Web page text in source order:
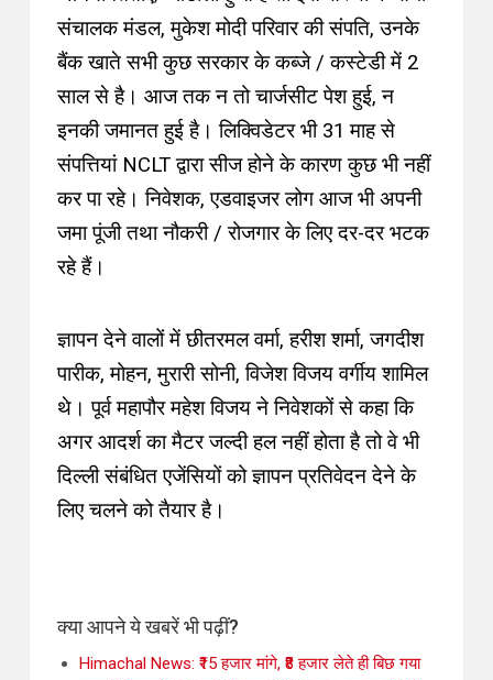
संचालक मंडल, मुकेश मोदी परिवार की संपति, उनके
बैंक खाते सभी कुछ सरकार के कब्जे / कस्टेडी में 2
साल से है। आज तक न तो चार्जसीट पेश हुई, न
इनकी जमानत हुई है। लिक्विडेटर भी 31 माह से
संपत्तियां NCLT द्वारा सीज होने के कारण कुछ भी नहीं
कर पा रहे। निवेशक, एडवाइजर लोग आज भी अपनी
जमा पूंजी तथा नौकरी / रोजगार के लिए दर-दर भटक
रहे हैं।
ज्ञापन देने वालों मेंछीतरमल वर्मा, हरीश शर्मा, जगदीश
पारीक, मोहन, मुरारी सोनी, विजेश विजय वर्गीय शामिल
थे। पूर्व महापौर महेश विजय ने निवेशकों से कहा कि
अगर आदर्श का मैटर जल्दी हल नहीं होता है तो वे भी
दिल्ली संबंधित एजेंसियों को ज्ञापन प्रतिवेदन देने के
लिए चलने को तैयार है।
क्या आपने ये खबरें भी पढ़ीं?
Himachal News: ₹15 हजार मांगे, ₹8 हजार लेते ही बिछ गया